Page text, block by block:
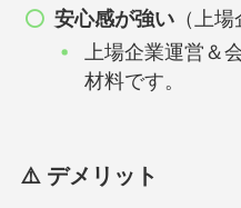
安心感が強い （上
上場企業運営＆
材料です。
⚠️ デメリット